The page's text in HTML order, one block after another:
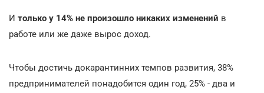
И только у 14% не произошло никаких изменений в
работе или же даже вырос доход.
Чтобы достичь докарантинних темпов развития, 38%
предпринимателей понадобится один год, 25% - два и